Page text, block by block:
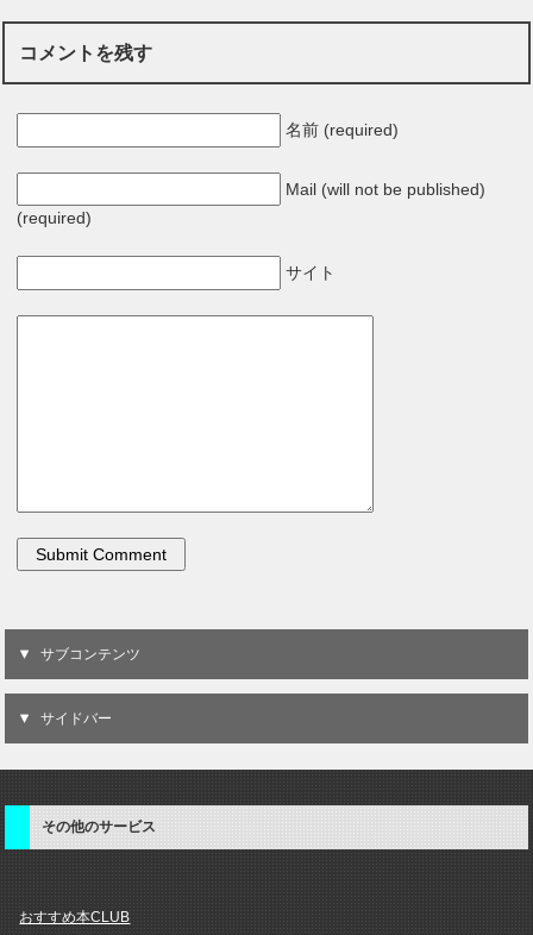
コメントを残す
名前 (required)
Mail (will not be published)
(required)
サイト
サブコンテンツ
サイドバー
その他のサービス
おすすめ本CLUB